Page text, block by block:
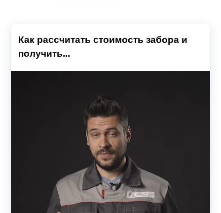
Как рассчитать стоимость забора и
получить...